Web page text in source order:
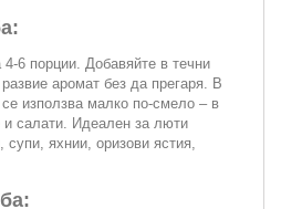
6 порции. Добавяйте в течни
аромат без да прегаря. В
използва малко по-смело – в
и салати. Идеален за люти
яхнии, оризови ястия,